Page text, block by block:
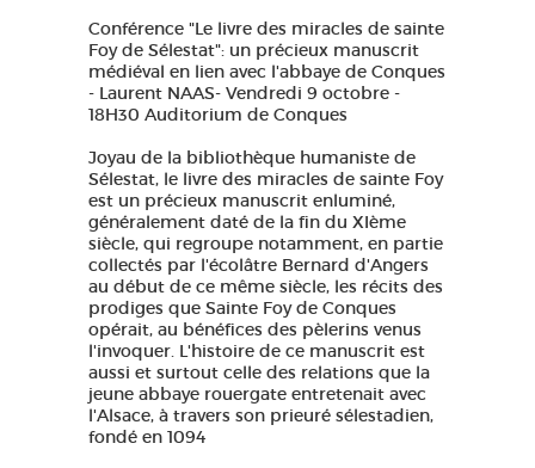
EDUCATIF GR 65 GROUPES PRESSE
FR
Conférence "Le livre des miracles de sainte
Foy de Sélestat": un précieux manuscrit
médiéval en lien avec l'abbaye de Conques
- Laurent NAAS- Vendredi 9 octobre -
18H30 Auditorium de Conques
Joyau de la bibliothèque humaniste de
Sélestat, le livre des miracles de sainte Foy
est un précieux manuscrit enluminé,
généralement daté de la fin du XIème
siècle, qui regroupe notamment, en partie
collectés par l'écolâtre Bernard d'Angers
au début de ce même siècle, les récits des
prodiges que Sainte Foy de Conques
opérait, au bénéfices des pèlerins venus
l'invoquer. L'histoire de ce manuscrit est
aussi et surtout celle des relations que la
jeune abbaye rouergate entretenait avec
l'Alsace, à travers son prieuré sélestadien,
fondé en 1094